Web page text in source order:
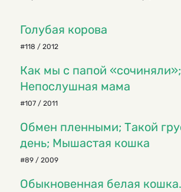
Голубая корова
#118 / 2012
Как мы с папой «сочиняли»;
Непослушная мама
#107 / 2011
Обмен пленными; Такой
день; Мышастая кошка
#89 / 2009
Обыкновенная белая